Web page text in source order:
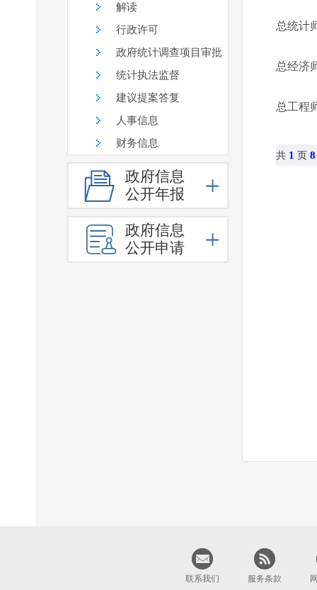
解读
行政许可
政府统计调查项目审批
统计执法监督
建议提案答复
人事信息
财务信息
政府信息
公开年报
政府信息
公开申请